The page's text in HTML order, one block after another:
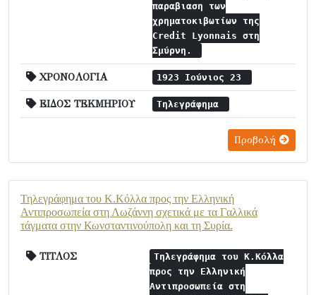
παραβιαση των
χρηματοκιβωτίων της
Credit Lyonnais στη
Σμύρνη.
ΧΡΟΝΟΛΟΓΙΑ 1923 Ιούνιος 23
ΕΙΔΟΣ ΤΕΚΜΗΡΙΟΥ Τηλεγράφημα
Προβολή
Τηλεγράφημα του Κ.Κόλλα προς την Ελληνική
Αντιπροσωπεία στη Λωζάννη σχετικά με τα Γαλλικά
τάγματα στην Κωνσταντινούπολη και τη Συρία.
ΤΙΤΛΟΣ
Τηλεγράφημα του Κ.Κόλλα
προς την Ελληνική
Αντιπροσωπεία στη